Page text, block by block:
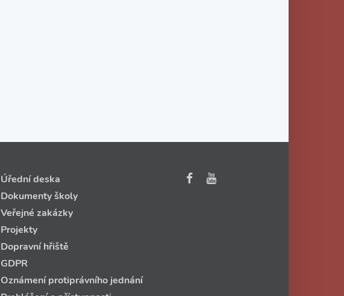
Úřední deska
Dokumenty školy
Veřejné zakázky
Projekty
Dopravní hřiště
GDPR
Oznámení protiprávního jednání